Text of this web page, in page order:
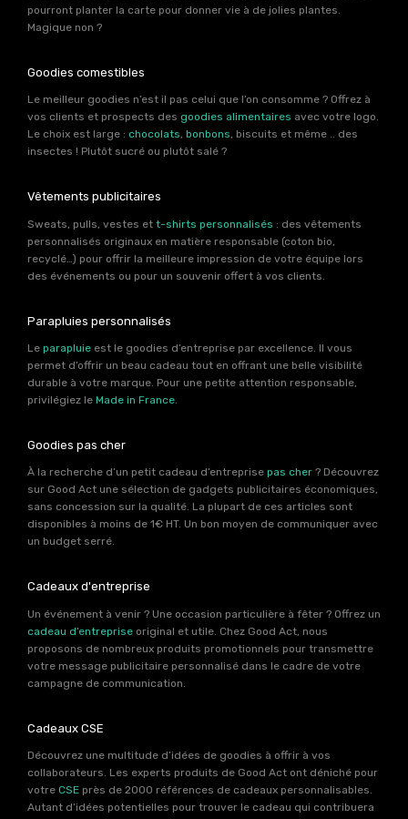
pourront planter la carte pour donner vie à de jolies plantes.
Magique non ?
Goodies comestibles
Le meilleur goodies n’est il pas celui que l’on consomme ? Offrez à
vos clients et prospects des goodies alimentaires avec votre logo.
Le choix est large : chocolats, bonbons, biscuits et même .. des
insectes ! Plutôt sucré ou plutôt salé ?
Vêtements publicitaires
Sweats, pulls, vestes et t-shirts personnalisés : des vêtements
personnalisés originaux en matière responsable (coton bio,
recyclé…) pour offrir la meilleure impression de votre équipe lors
des événements ou pour un souvenir offert à vos clients.
Parapluies personnalisés
Le parapluie est le goodies d’entreprise par excellence. Il vous
permet d’offrir un beau cadeau tout en offrant une belle visibilité
durable à votre marque. Pour une petite attention responsable,
privilégiez le Made in France.
Goodies pas cher
À la recherche d’un petit cadeau d’entreprise pas cher ? Découvrez
sur Good Act une sélection de gadgets publicitaires économiques,
sans concession sur la qualité. La plupart de ces articles sont
disponibles à moins de 1€ HT. Un bon moyen de communiquer avec
un budget serré.
Cadeaux d'entreprise
Un événement à venir ? Une occasion particulière à fêter ? Offrez un
cadeau d’entreprise original et utile. Chez Good Act, nous
proposons de nombreux produits promotionnels pour transmettre
votre message publicitaire personnalisé dans le cadre de votre
campagne de communication.
Cadeaux CSE
Découvrez une multitude d’idées de goodies à offrir à vos
collaborateurs. Les experts produits de Good Act ont déniché pour
votre CSE près de 2000 références de cadeaux personnalisables.
Autant d’idées potentielles pour trouver le cadeau qui contribuera